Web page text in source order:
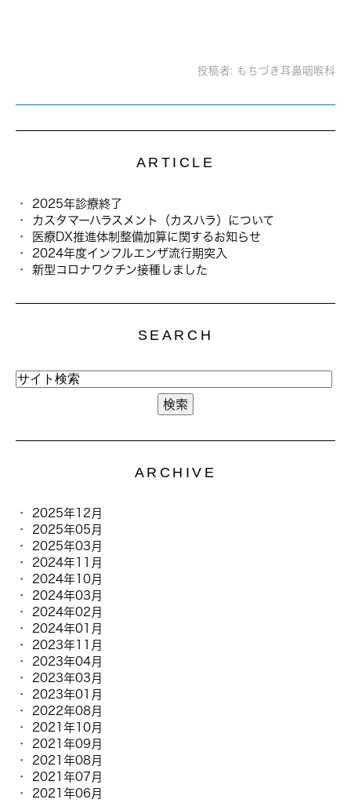
投稿者: もちづき耳鼻咽喉科
ARTICLE
2025年診療終了
カスタマーハラスメント（カスハラ）について
医療DX推進体制整備加算に関するお知らせ
2024年度インフルエンザ流行期突入
新型コロナワクチン接種しました
SEARCH
ARCHIVE
2025年12月
2025年05月
2025年03月
2024年11月
2024年10月
2024年03月
2024年02月
2024年01月
2023年11月
2023年04月
2023年03月
2023年01月
2022年08月
2021年10月
2021年09月
2021年08月
2021年07月
2021年06月